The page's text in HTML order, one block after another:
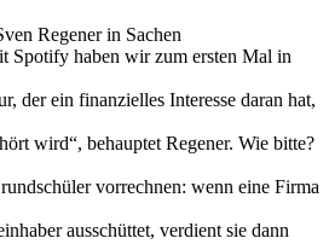
Regener in Sachen
Spotify haben wir zum ersten Mal in
der ein finanzielles Interesse daran hat,
wird“, behauptet Regener. Wie bitte?
vorrechnen: wenn eine Firma
ausschüttet, verdient sie dann